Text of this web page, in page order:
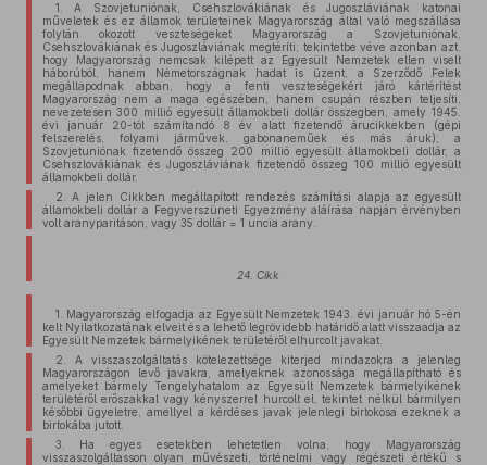
1. A Szovjetuniónak, Csehszlovákiának és Jugoszláviának katonai
műveletek és ez államok területeinek Magyarország által való megszállása
folytán okozott veszteségeket Magyarország a Szovjetuniónak,
Csehszlovákiának és Jugoszláviának megtéríti; tekintetbe véve azonban azt,
hogy Magyarország nemcsak kilépett az Egyesült Nemzetek ellen viselt
háborúból, hanem Németországnak hadat is üzent, a Szerződő Felek
megállapodnak abban, hogy a fenti veszteségekért járó kártérítést
Magyarország nem a maga egészében, hanem csupán részben teljesíti,
nevezetesen 300 millió egyesült államokbeli dollár összegben, amely 1945.
évi január 20-tól számítandó 8 év alatt fizetendő árucikkekben (gépi
felszerelés, folyami járművek, gabonaneműek és más áruk); a
Szovjetuniónak fizetendő összeg 200 millió egyesült államokbeli dollár, a
Csehszlovákiának és Jugoszláviának fizetendő összeg 100 millió egyesült
államokbeli dollár.
2. A jelen Cikkben megállapított rendezés számítási alapja az egyesült
államokbeli dollár a Fegyverszüneti Egyezmény aláírása napján érvényben
volt aranyparitáson, vagy 35 dollár = 1 uncia arany.
24. Cikk
1. Magyarország elfogadja az Egyesült Nemzetek 1943. évi január hó 5-én
kelt Nyilatkozatának elveit és a lehető legrövidebb határidő alatt visszaadja az
Egyesült Nemzetek bármelyikének területéről elhurcolt javakat.
2. A visszaszolgáltatás kötelezettsége kiterjed mindazokra a jelenleg
Magyarországon levő javakra, amelyeknek azonossága megállapítható és
amelyeket bármely Tengelyhatalom az Egyesült Nemzetek bármelyikének
területéről erőszakkal vagy kényszerrel hurcolt el, tekintet nélkül bármilyen
későbbi ügyeletre, amellyel a kérdéses javak jelenlegi birtokosa ezeknek a
birtokába jutott.
3. Ha egyes esetekben lehetetlen volna, hogy Magyarország
visszaszolgáltasson olyan művészeti, történelmi vagy régészeti értékű s